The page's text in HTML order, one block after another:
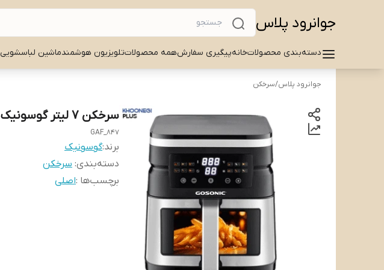
جوانرود پلاس
دسته‌بندی محصولاتخانهپیگیری سفارشهمه محصولاتتلویزیون هوشمندماشین لباسشویی
جوانرود پلاس/سرخکن
سرخکن ۷ لیتر گوسونیک مدل GAF_847
GAF_847
برند:گوسونیک
دسته‌بندی: سرخکن
برچسب‌ها :اصلی